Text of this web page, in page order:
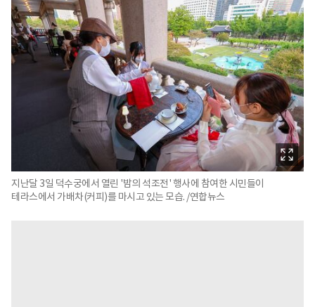
지난달 3일 덕수궁에서 열린 '밤의 석조전' 행사에 참여한 시민들이
테라스에서 가배차(커피)를 마시고 있는 모습. /연합뉴스